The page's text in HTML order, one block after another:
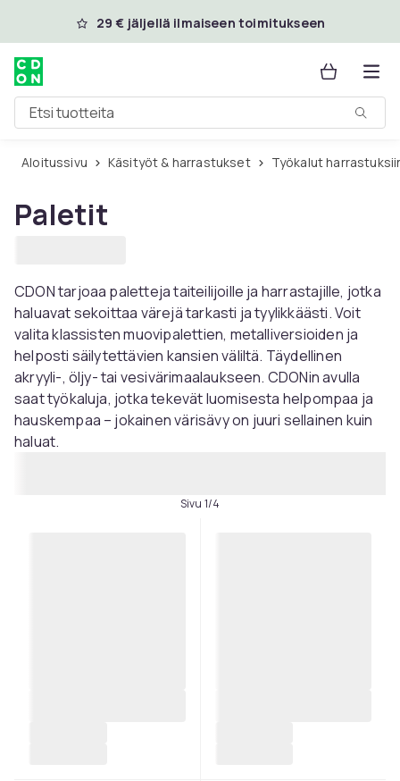
Ohita ja siirry pääsisältöön
29 € jäljellä ilmaiseen toimitukseen
Etsi tuotteita
Aloitussivu Käsityöt & harrastukset Työkalut
Paletit
CDON tarjoaa paletteja taiteilijoille ja harrastajille, jotka
haluavat sekoittaa värejä tarkasti ja tyylikkäästi. Voit
valita klassisten muovipalettien, metalliversioiden ja
helposti säilytettävien kansien väliltä. Täydellinen
akryyli-, öljy- tai vesivärimaalaukseen. CDONin avulla
saat työkaluja, jotka tekevät luomisesta helpompaa ja
hauskempaa – jokainen värisävy on juuri sellainen kuin
haluat.
Sivu 1/4